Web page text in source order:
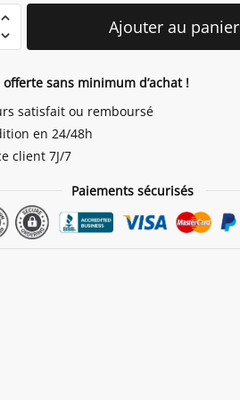
Ajouter au panier
offerte sans minimum d’achat !
satisfait ou remboursé
en 24/48h
client 7J/7
Paiements sécurisés